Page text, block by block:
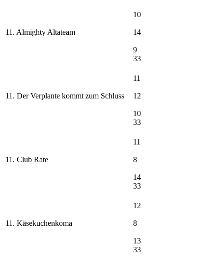
11. Almighty Altateam
10
14
9
33
11. Der Verplante kommt zum Schluss
11
12
10
33
11. Club Rate
11
8
14
33
11. Käsekuchenkoma
12
8
13
33